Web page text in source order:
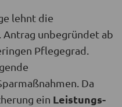
lehnt die
Antrag unbegründet ab
Pflegegrad.
Da
ein Leistungs-